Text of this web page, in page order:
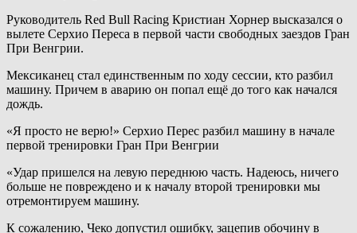
Руководитель Red Bull Racing Кристиан Хорнер высказался о
вылете Серхио Переса в первой части свободных заездов Гран
При Венгрии.
Мексиканец стал единственным по ходу сессии, кто разбил
машину. Причем в аварию он попал ещё до того как начался
дождь.
«Я просто не верю!» Серхио Перес разбил машину в начале
первой тренировки Гран При Венгрии
«Удар пришелся на левую переднюю часть. Надеюсь, ничего
больше не повреждено и к началу второй тренировки мы
отремонтируем машину.
К сожалению, Чеко допустил ошибку, зацепив обочину в